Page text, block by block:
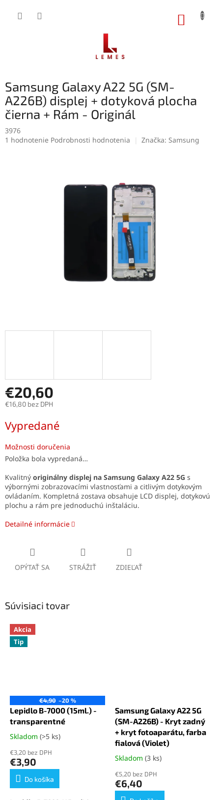
Samsung Galaxy A22 5G (SM-
A226B) displej + dotyková plocha
čierna + Rám - Originál
3976
Priemerné
1 hodnotenie Podrobnosti hodnotenia Značka: Samsung
€20,60
€16,80 bez DPH
cena:
Vypredané
Možnosti doručenia
Položka bola vypredaná…
Kvalitný originálny displej na Samsung Galaxy A22 5G s
výbornými zobrazovacími vlastnosťami a citlivým dotykovým
ovládaním. Kompletná zostava obsahuje LCD displej, dotykovú
plochu a rám pre jednoduchú inštaláciu.
Detailné informácie
OPÝTAŤ SA STRÁŽIŤ ZDIEĽAŤ
Súvisiaci tovar
Akcia
Tip
€4,90 –20 %
Lepidlo B-7000 (15ml.) -
transparentné
Priemerné
produktu
je
5,0
Skladom (>5 ks)
€3,20 bez DPH
€3,90
Do košíka
Samsung Galaxy A22 5G
(SM-A226B) - Kryt zadný
+ kryt fotoaparátu, farba
fialová (Violet)
Priemerné
produktu
je
5,0
Skladom (3 ks)
€5,20 bez DPH
€6,40